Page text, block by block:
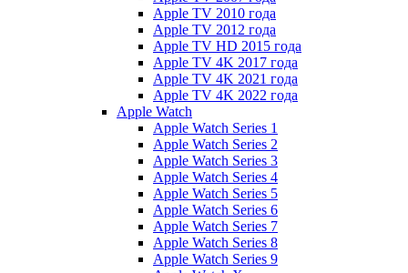
Apple TV 2010 года
Apple TV 2012 года
Apple TV HD 2015 года
Apple TV 4K 2017 года
Apple TV 4K 2021 года
Apple TV 4K 2022 года
Apple Watch
Apple Watch Series 1
Apple Watch Series 2
Apple Watch Series 3
Apple Watch Series 4
Apple Watch Series 5
Apple Watch Series 6
Apple Watch Series 7
Apple Watch Series 8
Apple Watch Series 9